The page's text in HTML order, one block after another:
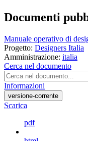
Documenti
Manuale operativo di
Progetto: Designers Italia
Amministrazione: italia
Cerca nel documento
Informazioni
versione-corrente
Scarica
pdf